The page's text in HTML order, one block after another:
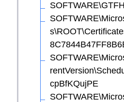
cpBfKQujPE